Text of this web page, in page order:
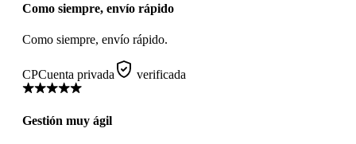
Como siempre, envío rápido
Como siempre, envío rápido.
CPCuenta privada verificada
Gestión muy ágil